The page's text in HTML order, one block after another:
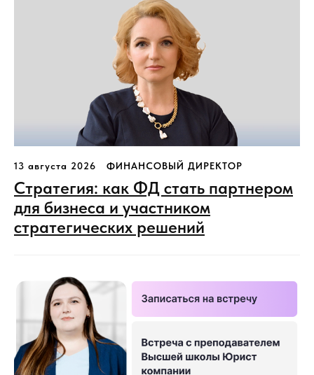
13 августа 2026 ФИНАНСОВЫЙ ДИРЕКТОР
Стратегия: как ФД стать партнером
для бизнеса и участником
стратегических решений